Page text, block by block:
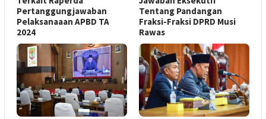
Pertanggungjawaban
Pelaksanaaan APBD TA
2024
Tentang Pandangan
Fraksi-Fraksi DPRD Musi
Rawas